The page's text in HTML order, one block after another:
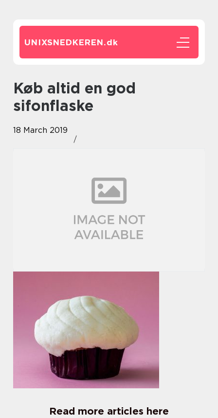
UNIXSNEDKEREN.dk
Køb altid en god
sifonflaske
18 March 2019
Read more articles here